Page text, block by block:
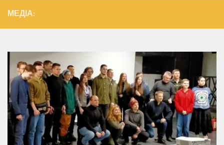
МЕДІА: